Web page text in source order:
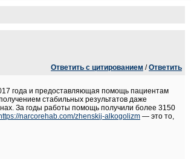
Ответить с цитированием /Ответить
года и предоставляющая помощь пациентам
стабильных результатов даже
За годы работы помощь получили более 3150
narcorehab.com/zhenskij-alkogolizm — это то,